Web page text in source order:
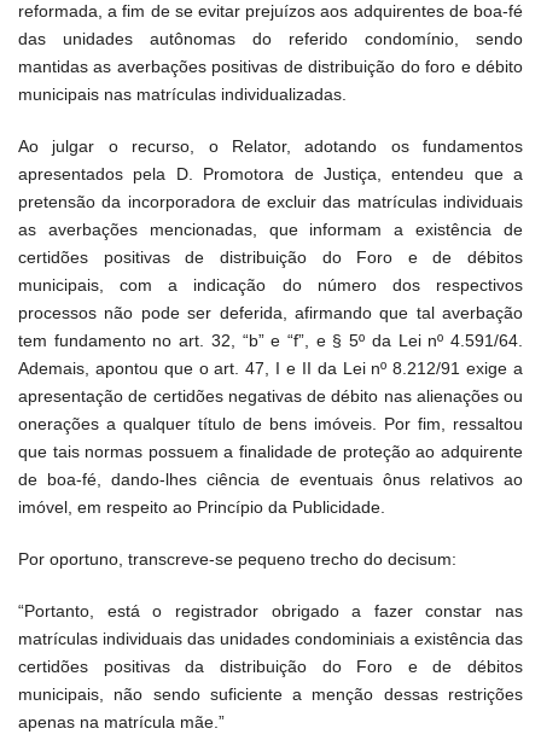
reformada, a fim de se evitar prejuízos aos adquirentes de boa-fé
das unidades autônomas do referido condomínio, sendo
mantidas as averbações positivas de distribuição do foro e débito
municipais nas matrículas individualizadas.
Ao julgar o recurso, o Relator, adotando os fundamentos
apresentados pela D. Promotora de Justiça, entendeu que a
pretensão da incorporadora de excluir das matrículas individuais
as averbações mencionadas, que informam a existência de
certidões positivas de distribuição do Foro e de débitos
municipais, com a indicação do número dos respectivos
processos não pode ser deferida, afirmando que tal averbação
tem fundamento no art. 32, “b” e “f”, e § 5º da Lei nº 4.591/64.
Ademais, apontou que o art. 47, I e II da Lei nº 8.212/91 exige a
apresentação de certidões negativas de débito nas alienações ou
onerações a qualquer título de bens imóveis. Por fim, ressaltou
que tais normas possuem a finalidade de proteção ao adquirente
de boa-fé, dando-lhes ciência de eventuais ônus relativos ao
imóvel, em respeito ao Princípio da Publicidade.
Por oportuno, transcreve-se pequeno trecho do decisum:
“Portanto, está o registrador obrigado a fazer constar nas
matrículas individuais das unidades condominiais a existência das
certidões positivas da distribuição do Foro e de débitos
municipais, não sendo suficiente a menção dessas restrições
apenas na matrícula mãe.”